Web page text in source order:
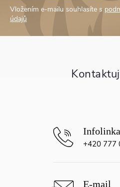
pVložením e-mailu souhlasíte s
údajů
+420 777